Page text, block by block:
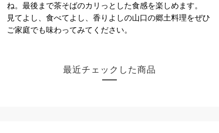
ね。最後まで茶そばのカリっとした食感を楽しめます。
見てよし、食べてよし、香りよしの山口の郷土料理をぜひ
ご家庭でも味わってみてください。
最近チェックした商品